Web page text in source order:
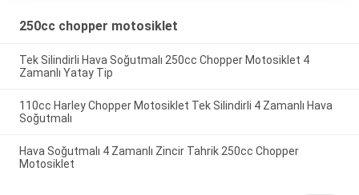
250cc chopper motosiklet
Tek Silindirli Hava Soğutmalı 250cc Chopper Motosiklet 4
Zamanlı Yatay Tip
110cc Harley Chopper Motosiklet Tek Silindirli 4 Zamanlı Hava
Soğutmalı
Hava Soğutmalı 4 Zamanlı Zincir Tahrik 250cc Chopper
Motosiklet